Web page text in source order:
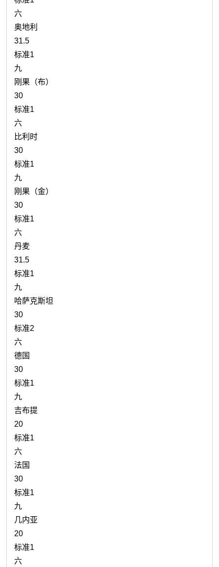
六
奥地利
31.5
标准1
九
刚果（布）
30
标准1
六
比利时
30
标准1
九
刚果（金）
30
标准1
六
丹麦
31.5
标准1
九
哈萨克斯坦
30
标准2
六
德国
30
标准1
九
吉布提
20
标准1
六
法国
30
标准1
九
几内亚
20
标准1
六